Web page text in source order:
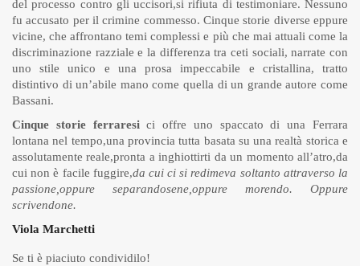
del processo contro gli uccisori,si rifiuta di testimoniare. Nessuno
fu accusato per il crimine commesso. Cinque storie diverse eppure
vicine, che affrontano temi complessi e più che mai attuali come la
discriminazione razziale e la differenza tra ceti sociali, narrate con
uno stile unico e una prosa impeccabile e cristallina, tratto
distintivo di un’abile mano come quella di un grande autore come
Bassani.
Cinque storie ferraresici offre uno spaccato di una Ferrara
lontana nel tempo,una provincia tutta basata su una realtà storica e
assolutamente reale,pronta a inghiottirti da un momento all’atro,da
cui non è facile fuggire,da cui ci si redimeva soltanto attraverso la
passione,oppure separandosene,oppure morendo. Oppure
scrivendone.
Viola Marchetti
Se ti è piaciuto condividilo!